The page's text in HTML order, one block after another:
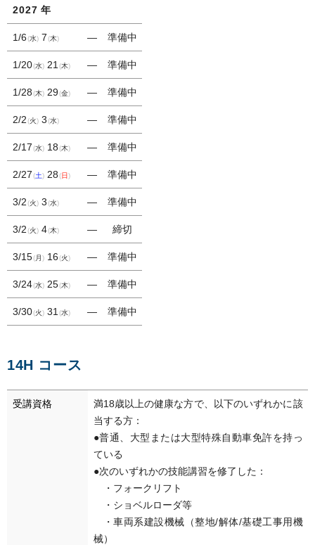
2027 年
1/6 水 7 木 ― 準備中
1/20 水 21 木 ― 準備中
1/28 木 29 金 ― 準備中
2/2 火 3 水 ― 準備中
2/17 水 18 木 ― 準備中
2/27 土 28 日 ― 準備中
3/2 火 3 水 ― 準備中
3/2 火 4 木 ― 締切
3/15 月 16 火 ― 準備中
3/24 水 25 木 ― 準備中
3/30 火 31 水 ― 準備中
14H コース
受講資格
満18歳以上の健康な方で、以下のいずれかに該
当する方：
●普通、大型または大型特殊自動車免許を持っ
ている
●次のいずれかの技能講習を修了した：
・フォークリフト
・ショベルローダ等
・車両系建設機械（整地/解体/基礎工事用機
械）